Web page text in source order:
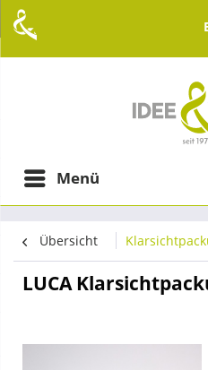
Menü
Übersicht
in Graz
LUCA